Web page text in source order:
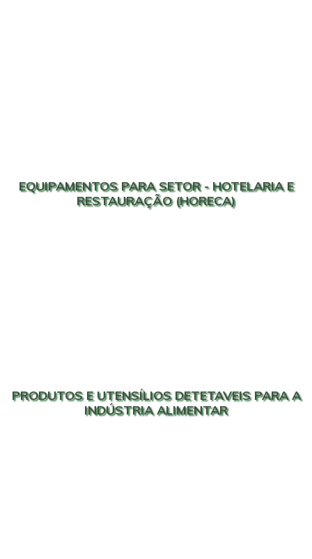
EQUIPAMENTOS PARA SETOR - HOTELARIA E
RESTAURAÇÃO (HORECA)
PRODUTOS E UTENSÍLIOS DETETAVEIS PARA A
INDÚSTRIA ALIMENTAR